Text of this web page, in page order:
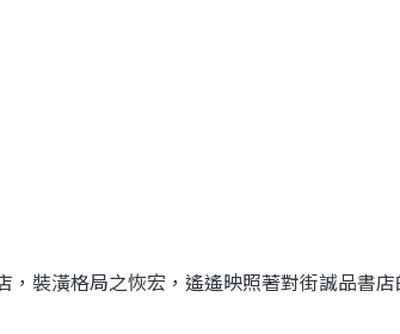
裝潢格局之恢宏，遙遙映照著對街誠品書店